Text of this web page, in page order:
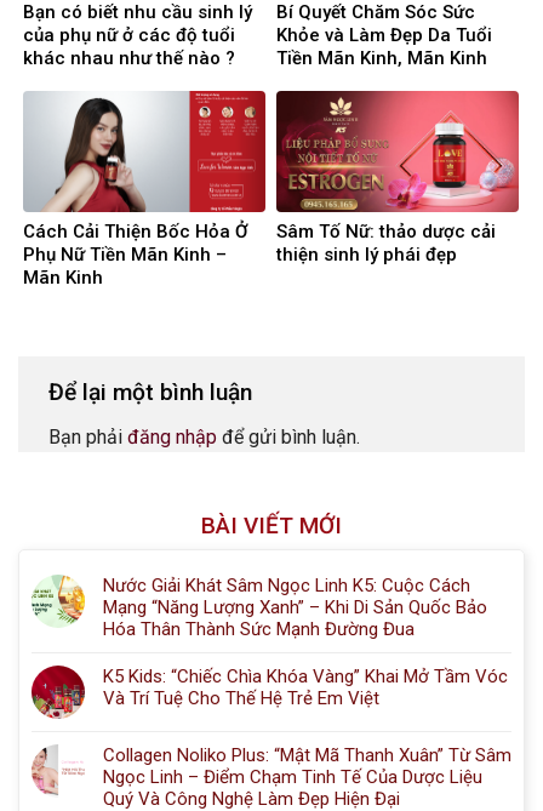
Bạn có biết nhu cầu sinh lý
của phụ nữ ở các độ tuổi
khác nhau như thế nào ?
Bí Quyết Chăm Sóc Sức
Khỏe và Làm Đẹp Da Tuổi
Tiền Mãn Kinh, Mãn Kinh
Cách Cải Thiện Bốc Hỏa Ở
Phụ Nữ Tiền Mãn Kinh –
Mãn Kinh
Sâm Tố Nữ: thảo dược cải
thiện sinh lý phái đẹp
Để lại một bình luận
Bạn phải đăng nhập để gửi bình luận.
BÀI VIẾT MỚI
Nước Giải Khát Sâm Ngọc Linh K5: Cuộc Cách
Mạng “Năng Lượng Xanh” – Khi Di Sản Quốc Bảo
Hóa Thân Thành Sức Mạnh Đường Đua
K5 Kids: “Chiếc Chìa Khóa Vàng” Khai Mở Tầm Vóc
Và Trí Tuệ Cho Thế Hệ Trẻ Em Việt
Collagen Noliko Plus: “Mật Mã Thanh Xuân” Từ Sâm
Ngọc Linh – Điểm Chạm Tinh Tế Của Dược Liệu
Quý Và Công Nghệ Làm Đẹp Hiện Đại